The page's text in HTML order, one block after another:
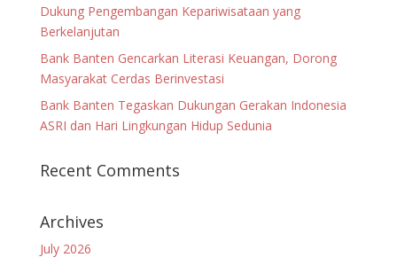
Dukung Pengembangan Kepariwisataan yang
Berkelanjutan
Bank Banten Gencarkan Literasi Keuangan, Dorong
Masyarakat Cerdas Berinvestasi
Bank Banten Tegaskan Dukungan Gerakan Indonesia
ASRI dan Hari Lingkungan Hidup Sedunia
Recent Comments
Archives
July 2026